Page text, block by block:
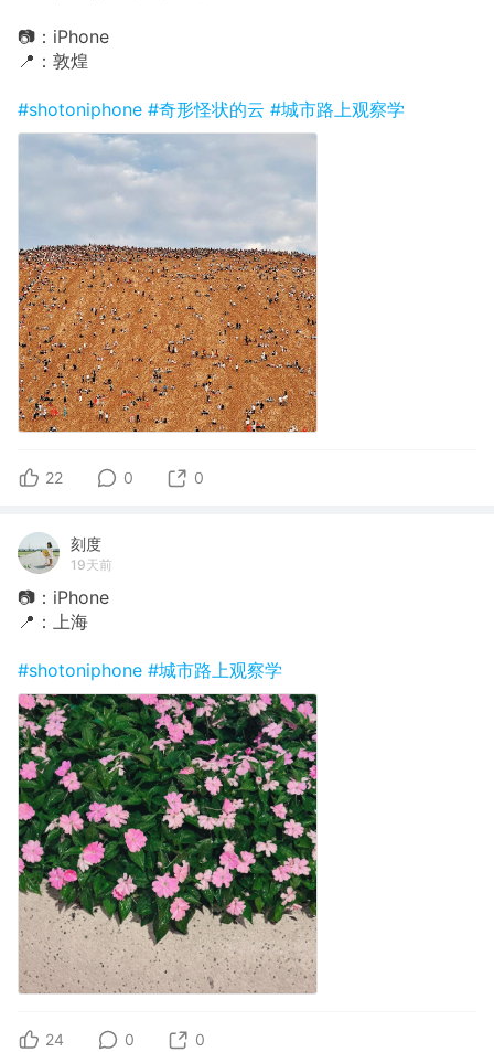
📷：iPhone
📍：敦煌
#shotoniphone #奇形怪状的云 #城市路上观察学
22 0 0
刻度
19天前
📷：iPhone
📍：上海
#shotoniphone #城市路上观察学
24 0 0